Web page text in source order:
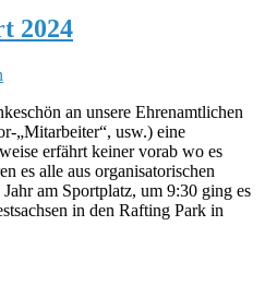
2024
an unsere Ehrenamtlichen
„Mitarbeiter“, usw.) eine
erfährt keiner vorab wo es
es alle aus organisatorischen
am Sportplatz, um 9:30 ging es
in den Rafting Park in